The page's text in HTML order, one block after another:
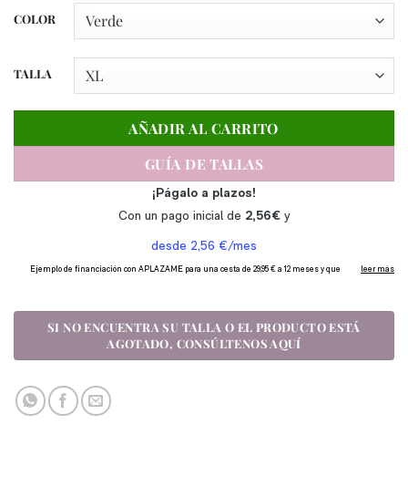
COLOR
TALLA
AÑADIR AL CARRITO
GUÍA DE TALLAS